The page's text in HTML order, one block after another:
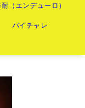
（エンデューロ）
バイチャレ